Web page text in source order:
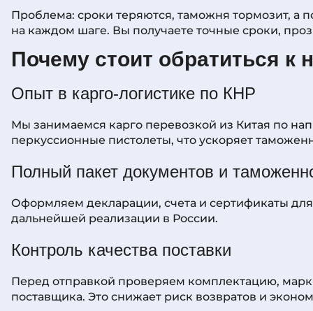
Проблема: сроки теряются, таможня тормозит, а
на каждом шаге. Вы получаете точные сроки,
Почему стоит обратиться к
Опыт в карго-логистике по КНР
Мы занимаемся карго перевозкой из Китая по
перкуссионные пистолеты, что ускоряет
Полный пакет документов и
Оформляем декларации, счета и сертификаты
дальнейшей реализации в России.
Контроль качества поставки
Перед отправкой проверяем комплектацию,
поставщика. Это снижает риск возвратов и